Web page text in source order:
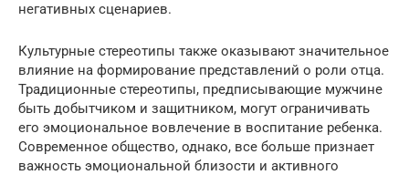
негативных сценариев.
Культурные стереотипы также оказывают значительное
влияние на формирование представлений о роли отца.
Традиционные стереотипы, предписывающие мужчине
быть добытчиком и защитником, могут ограничивать
его эмоциональное вовлечение в воспитание ребенка.
Современное общество, однако, все больше признает
важность эмоциональной близости и активного